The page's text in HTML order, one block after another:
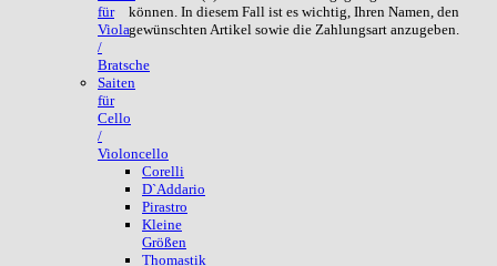
können. In diesem Fall ist es wichtig, Ihren Namen, den
gewünschten Artikel sowie die Zahlungsart anzugeben.
für
Viola
/
Bratsche
Saiten
für
Cello
/
Violoncello
Corelli
D`Addario
Pirastro
Kleine
Größen
Thomastik